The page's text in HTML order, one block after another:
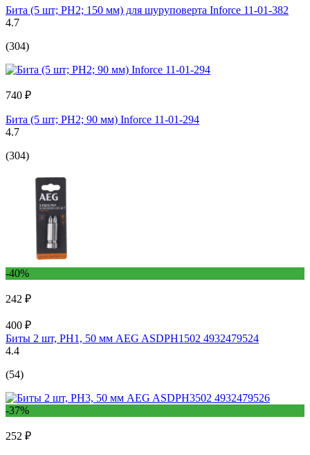
Бита (5 шт; PH2; 150 мм) для шуруповерта Inforce 11-01-382
4.7
(304)
740 ₽
Бита (5 шт; PH2; 90 мм) Inforce 11-01-294
4.7
(304)
-40%
242 ₽
400 ₽
Биты 2 шт, РН1, 50 мм AEG ASDPH1502 4932479524
4.4
(54)
-37%
252 ₽